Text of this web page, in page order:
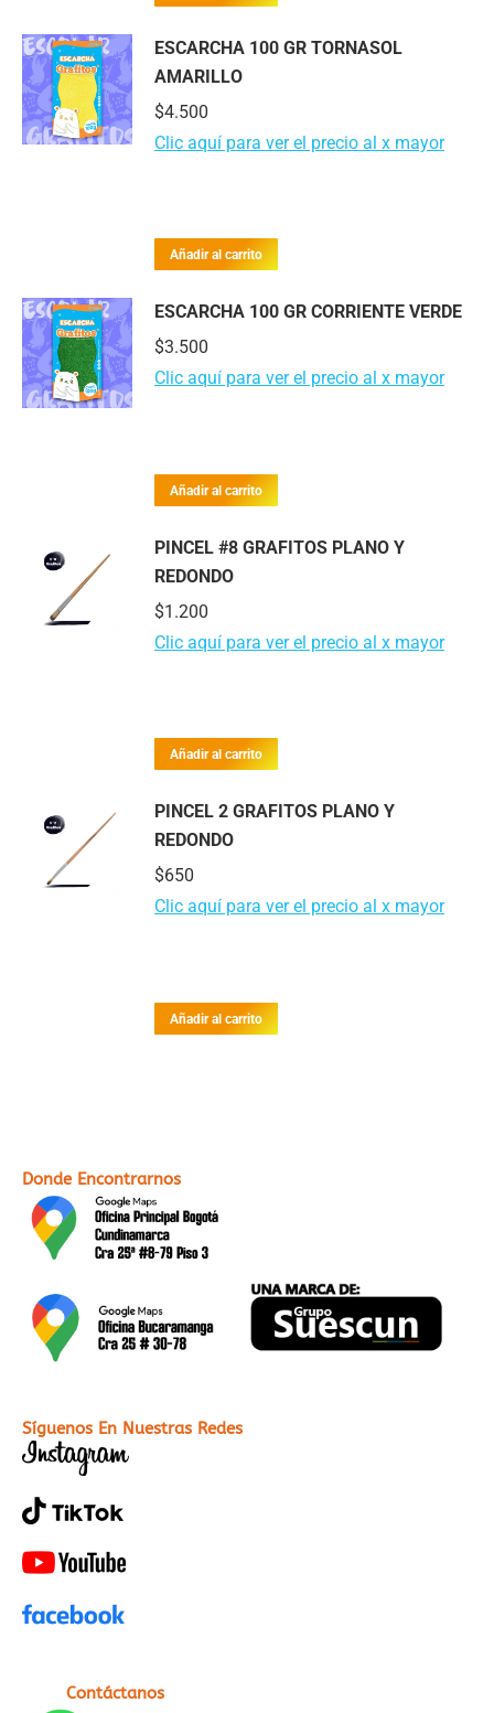
ESCARCHA 100 GR TORNASOL
AMARILLO
$4.500
Clic aquí para ver el precio al x mayor
Añadir al carrito
ESCARCHA 100 GR CORRIENTE VERDE
$3.500
Clic aquí para ver el precio al x mayor
Añadir al carrito
PINCEL #8 GRAFITOS PLANO Y
REDONDO
$1.200
Clic aquí para ver el precio al x mayor
Añadir al carrito
PINCEL 2 GRAFITOS PLANO Y
REDONDO
$650
Clic aquí para ver el precio al x mayor
Añadir al carrito
Donde Encontrarnos
Síguenos En Nuestras Redes
Contáctanos